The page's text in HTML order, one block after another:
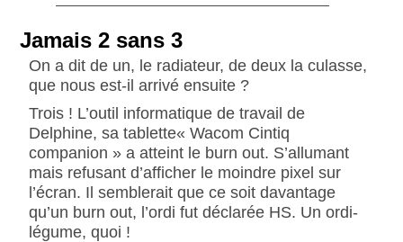
Jamais 2 sans 3
On a dit de un, le radiateur, de deux la culasse,
que nous est-il arrivé ensuite ?
Trois ! L’outil informatique de travail de
Delphine, sa tablette« Wacom Cintiq
companion » a atteint le burn out. S’allumant
mais refusant d’afficher le moindre pixel sur
l’écran. Il semblerait que ce soit davantage
qu’un burn out, l’ordi fut déclarée HS. Un ordi-
légume, quoi !